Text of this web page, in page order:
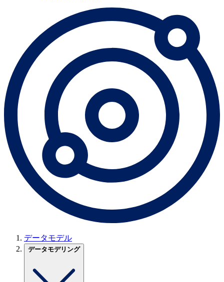
データモデル
データモデリング